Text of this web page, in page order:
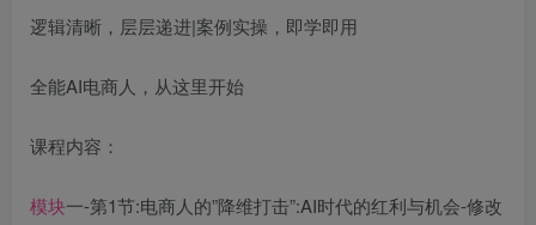
逻辑清晰，层层递进|案例实操，即学即用
全能AI电商人，从这里开始
课程内容：
模块一-第1节:电商人的”降维打击”:AI时代的红利与机会-修改